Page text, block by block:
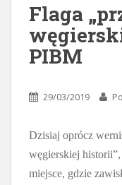
Flaga
PIBM
29/03/2019
Dzisiaj oprócz
węgierskiej historii”,
miejsce, gdzie